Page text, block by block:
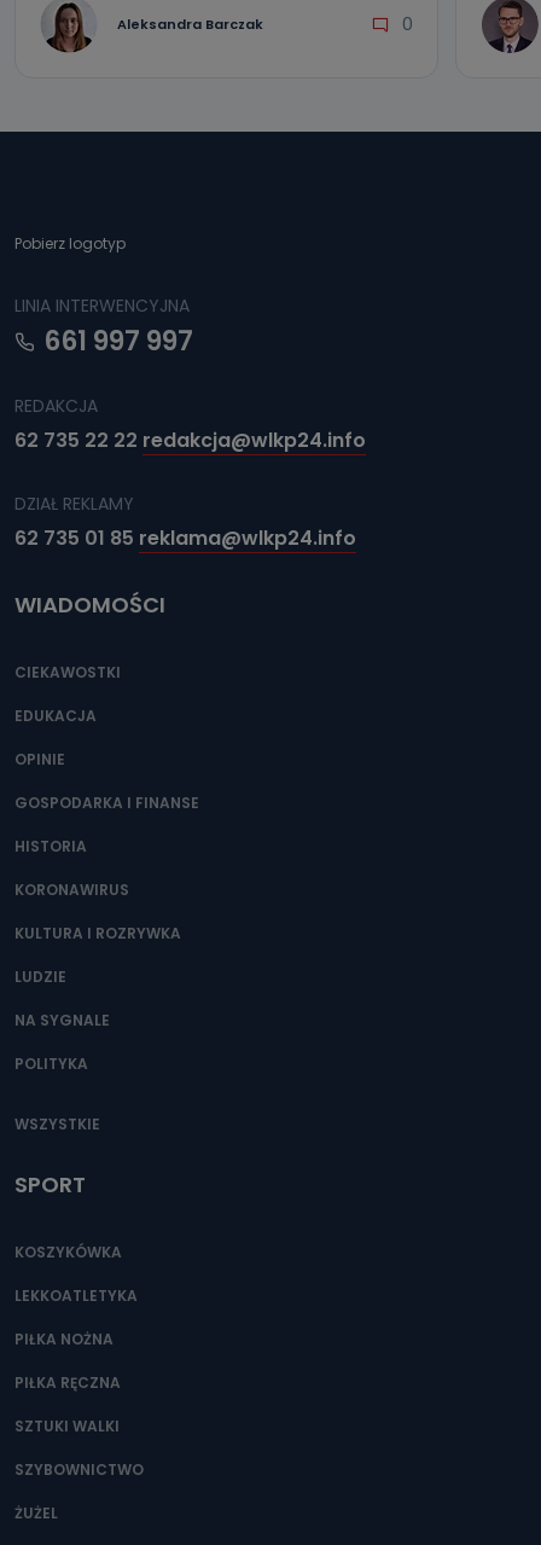
Aleksandra Barczak 0
Pobierz logotyp
LINIA INTERWENCYJNA
661 997 997
REDAKCJA
62 735 22 22 redakcja@wlkp24.info
DZIAŁ REKLAMY
62 735 01 85 reklama@wlkp24.info
WIADOMOŚCI
CIEKAWOSTKI
EDUKACJA
OPINIE
GOSPODARKA I FINANSE
HISTORIA
KORONAWIRUS
KULTURA I ROZRYWKA
LUDZIE
NA SYGNALE
POLITYKA
WSZYSTKIE
SPORT
KOSZYKÓWKA
LEKKOATLETYKA
PIŁKA NOŻNA
PIŁKA RĘCZNA
SZTUKI WALKI
SZYBOWNICTWO
ŻUŻEL